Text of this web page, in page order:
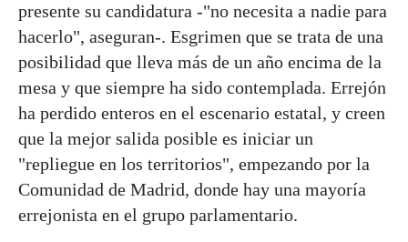
presente su candidatura -"no necesita a nadie para
hacerlo", aseguran-. Esgrimen que se trata de una
posibilidad que lleva más de un año encima de la
mesa y que siempre ha sido contemplada. Errejón
ha perdido enteros en el escenario estatal, y creen
que la mejor salida posible es iniciar un
"repliegue en los territorios", empezando por la
Comunidad de Madrid, donde hay una mayoría
errejonista en el grupo parlamentario.